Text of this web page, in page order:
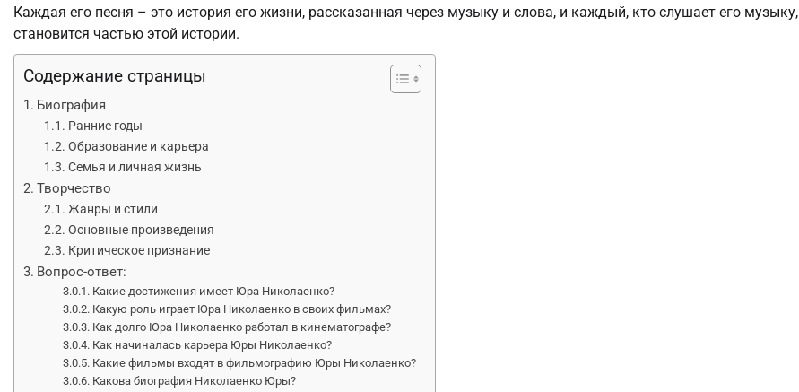
Каждая его песня – это история его жизни, рассказанная через музыку и слова, и каждый, кто слушает его музыку,
становится частью этой истории.
Содержание страницы
Биография
Ранние годы
Образование и карьера
Семья и личная жизнь
Творчество
Жанры и стили
Основные произведения
Критическое признание
Вопрос-ответ:
Какие достижения имеет Юра Николаенко?
Какую роль играет Юра Николаенко в своих фильмах?
Как долго Юра Николаенко работал в кинематографе?
Как начиналась карьера Юры Николаенко?
Какие фильмы входят в фильмографию Юры Николаенко?
Какова биография Николаенко Юры?